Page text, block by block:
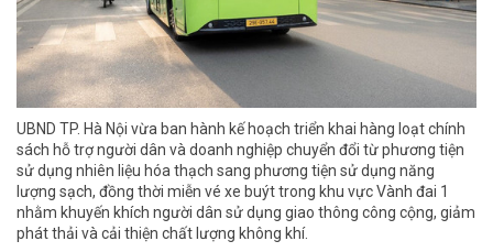
UBND TP. Hà Nội vừa ban hành kế hoạch triển khai hàng loạt chính
sách hỗ trợ người dân và doanh nghiệp chuyển đổi từ phương tiện
sử dụng nhiên liệu hóa thạch sang phương tiện sử dụng năng
lượng sạch, đồng thời miễn vé xe buýt trong khu vực Vành đai 1
nhằm khuyến khích người dân sử dụng giao thông công cộng, giảm
phát thải và cải thiện chất lượng không khí.